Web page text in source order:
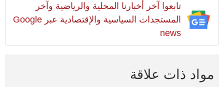
تابعوا آخر أخبارنا المحلية والرياضية وآخر
المستجدات السياسية والإقتصادية عبر Google
news
مواد ذات علاقة